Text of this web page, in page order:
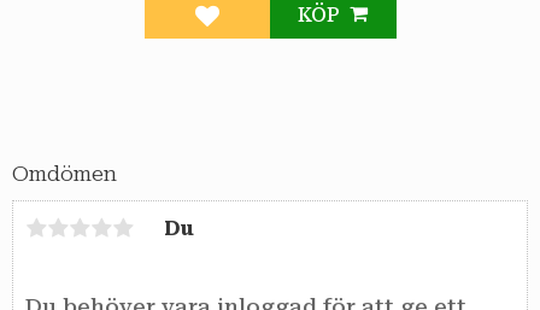
Omdömen
Du
Lägg till i favoriter
KÖP